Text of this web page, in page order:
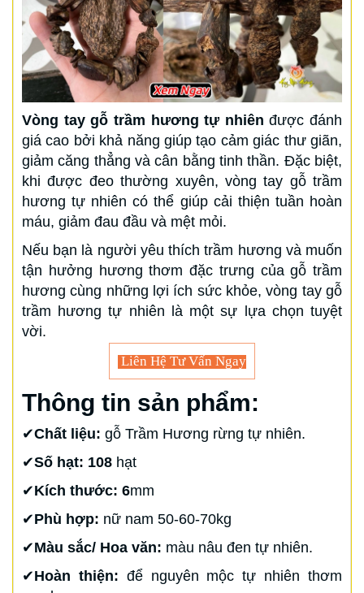
Vòng tay gỗ trầm hương tự nhiên được đánh
giá cao bởi khả năng giúp tạo cảm giác thư giãn,
giảm căng thẳng và cân bằng tinh thần. Đặc biệt,
khi được đeo thường xuyên, vòng tay gỗ trầm
hương tự nhiên có thể giúp cải thiện tuần hoàn
máu, giảm đau đầu và mệt mỏi.
Nếu bạn là người yêu thích trầm hương và muốn
tận hưởng hương thơm đặc trưng của gỗ trầm
hương cùng những lợi ích sức khỏe, vòng tay gỗ
trầm hương tự nhiên là một sự lựa chọn tuyệt
vời.
Liên Hệ Tư Vấn Ngay
Thông tin sản phẩm:
✔Chất liệu: gỗ Trầm Hương rừng tự nhiên.
✔Số hạt: 108 hạt
✔Kích thước: 6mm
✔Phù hợp: nữ nam 50-60-70kg
✔Màu sắc/ Hoa văn: màu nâu đen tự nhiên.
✔Hoàn thiện: để nguyên mộc tự nhiên thơm